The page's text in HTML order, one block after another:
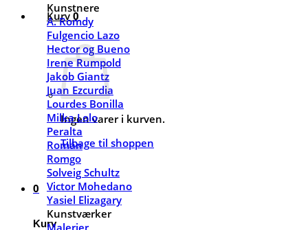
Kurv0
Ingen varer i kurven.
Tilbage til shoppen
0
Kurv
Kunstnere
A. Romdy
Fulgencio Lazo
Hector og Bueno
Irene Rumpold
Jakob Giantz
Juan Ezcurdia
Lourdes Bonilla
Milka Lolo
Peralta
Román
Romgo
Solveig Schultz
Victor Mohedano
Yasiel Elizagary
Kunstværker
Malerier